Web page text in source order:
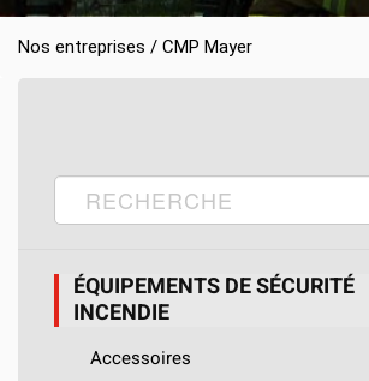
Nos entreprises / CMP Mayer
ÉQUIPEMENTS DE SÉCURITÉ
INCENDIE
Accessoires